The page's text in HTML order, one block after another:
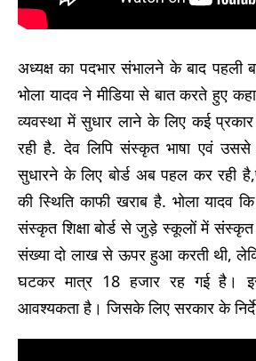
अध्यक्ष का पदभार संभालने के बाद पहली
भोला यादव ने मीडिया से बात करते हुए
व्यवस्था में सुधार लाने के लिए कई
रही है. देव लिपि संस्कृत भाषा एवं
सुधारने के लिए बोर्ड अब पहल कर रही
की स्थिति काफी खराब है. भोला यादव
संस्कृत शिक्षा बोर्ड से जुड़े स्कूलों में
संख्या दो लाख से ऊपर हुआ करती थी,
घटकर मात्र 18 हजार रह गई है।
आवश्यकता है। जिसके लिए सरकार के